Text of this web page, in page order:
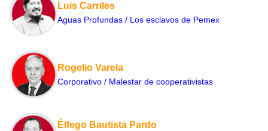
Luis Carriles
Aguas Profundas / Los esclavos de Pemex
Rogelio Varela
Corporativo / Malestar de cooperativistas
Élfego Bautista Pardo